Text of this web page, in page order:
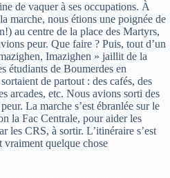
de vaquer à ses occupations. À
marche, nous étions une poignée de
au centre de la place des Martyrs,
peur. Que faire ? Puis, tout d’un
Imazighen » jaillit de la
étudiants de Boumerdes en
de partout : des cafés, des
arcades, etc. Nous avions sorti des
La marche s’est ébranlée sur le
la Fac Centrale, pour aider les
les CRS, à sortir. L’itinéraire s’est
vraiment quelque chose